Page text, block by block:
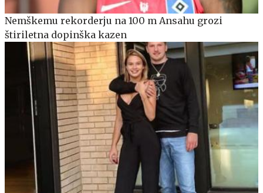
Nemškemu rekorderju na 100 m Ansahu grozi
štiriletna dopinška kazen